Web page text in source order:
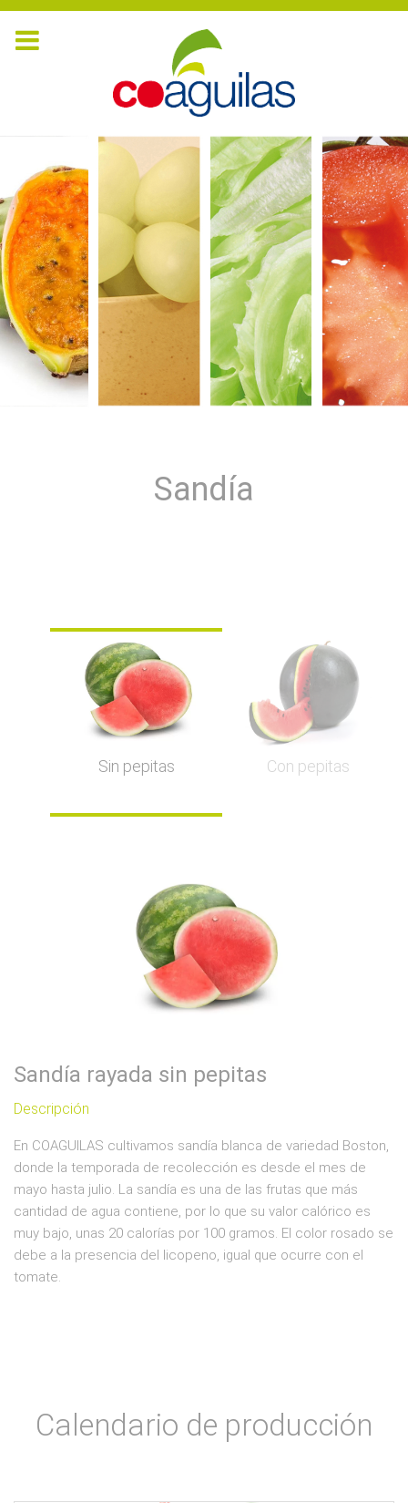
Sandía
Sin pepitas Con pepitas
Sandía rayada sin pepitas
Descripción
En COAGUILAS cultivamos sandía blanca de variedad Boston,
donde la temporada de recolección es desde el mes de
mayo hasta julio. La sandía es una de las frutas que más
cantidad de agua contiene, por lo que su valor calórico es
muy bajo, unas 20 calorías por 100 gramos. El color rosado se
debe a la presencia del licopeno, igual que ocurre con el
tomate.
Calendario de producción